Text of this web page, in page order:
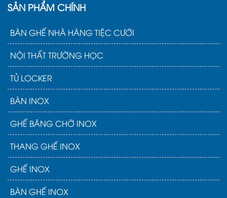
SẢN PHẨM CHÍNH
BÀN GHẾ NHÀ HÀNG TIỆC CƯỚI
NỘI THẤT TRƯỜNG HỌC
TỦ LOCKER
BÀN INOX
GHẾ BĂNG CHỜ INOX
THANG GHẾ INOX
GHẾ INOX
BÀN GHẾ INOX